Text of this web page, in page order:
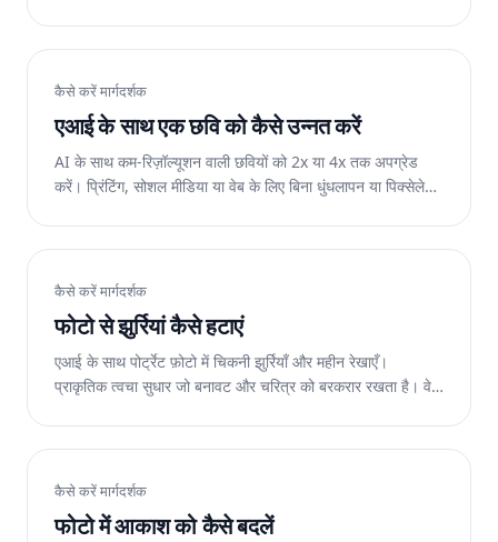
कैसे करें मार्गदर्शक
एआई के साथ एक छवि को कैसे उन्नत करें
AI के साथ कम-रिज़ॉल्यूशन वाली छवियों को 2x या 4x तक अपग्रेड
करें। प्रिंटिंग, सोशल मीडिया या वेब के लिए बिना धुंधलापन या पिक्सेलेशन
कैसे करें मार्गदर्शक
फोटो से झुर्रियां कैसे हटाएं
एआई के साथ पोर्ट्रेट फ़ोटो में चिकनी झुर्रियाँ और महीन रेखाएँ।
प्राकृतिक त्वचा सुधार जो बनावट और चरित्र को बरकरार रखता है। वेब,
कैसे करें मार्गदर्शक
फोटो में आकाश को कैसे बदलें